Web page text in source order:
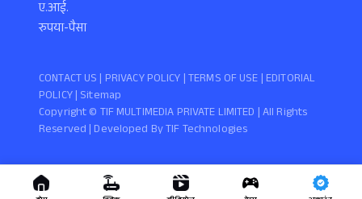
ए.आई.
रुपया-पैसा
Copyright ©️ TIF MULTIMEDIA PRIVATE LIMITED | All Rights
Reserved | Developed ByTIF Technologies
CONTACT US | PRIVACY POLICY |TERMS OF USE | EDITORIAL
POLICY| Sitemap